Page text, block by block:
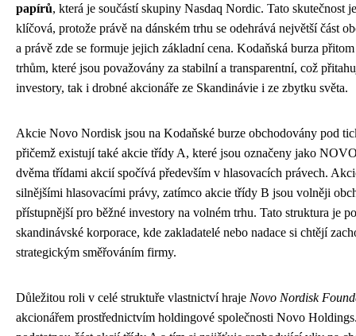
papírů, která je součástí skupiny Nasdaq Nordic. Tato skutečnost
klíčová, protože právě na dánském trhu se odehrává největší část
a právě zde se formuje jejich základní cena. Kodaňská burza
trhům, které jsou považovány za stabilní a transparentní, což
investory, tak i drobné akcionáře ze Skandinávie i ze zbytku světa.
Akcie Novo Nordisk jsou na Kodaňské burze obchodovány pod
přičemž existují také akcie třídy A, které jsou označeny jako
dvěma třídami akcií spočívá především v hlasovacích právech.
silnějšími hlasovacími právy, zatímco akcie třídy B jsou volněji
přístupnější pro běžné investory na volném trhu. Tato struktura je
skandinávské korporace, kde zakladatelé nebo nadace si chtějí
strategickým směřováním firmy.
Důležitou roli v celé struktuře vlastnictví hraje Novo Nordisk
akcionářem prostřednictvím holdingové společnosti Novo